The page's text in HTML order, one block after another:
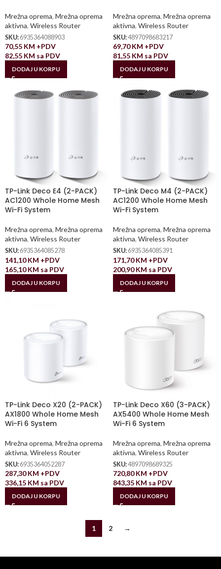
Mrežna oprema, Mrežna oprema
aktivna, Wireless Router
SKU: 6935364088903
70,55 KM +PDV
82,55 KM sa PDV
DODAJ U KORPU
Mrežna oprema, Mrežna oprema
aktivna, Wireless Router
SKU:4897098683217
69,70KM +PDV
81,55 KM sa PDV
DODAJ U KORPU
TP-Link Deco E4 (2-PACK)
AC1200 Whole Home Mesh
Wi-Fi System
Mrežna oprema, Mrežna oprema
aktivna, Wireless Router
SKU: 6935364085278
141,10KM +PDV
165,10KM sa PDV
DODAJ U KORPU
TP-Link Deco M4 (2-PACK)
AC1200 Whole Home Mesh
Wi-Fi System
Mrežna oprema, Mrežna oprema
aktivna, Wireless Router
SKU: 6935364085391
171,70KM +PDV
200,90KM sa PDV
DODAJ U KORPU
TP-Link Deco X20 (2-PACK)
AX1800 Whole Home Mesh
Wi-Fi 6 System
Mrežna oprema, Mrežna oprema
aktivna, Wireless Router
SKU: 6935364052287
287,30KM +PDV
336,15 KM sa PDV
DODAJ U KORPU
TP-Link Deco X60 (3-PACK)
AX5400 Whole Home Mesh
Wi-Fi 6 System
Mrežna oprema, Mrežna oprema
aktivna, Wireless Router
SKU:4897098689325
720,80KM +PDV
843,35 KM sa PDV
DODAJ U KORPU
1 2 →